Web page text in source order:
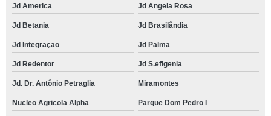
Jd America Jd Angela Rosa
Jd Betania Jd Brasilândia
Jd Integraçao Jd Palma
Jd Redentor Jd S.efigenia
Jd. Dr. Antônio Petraglia Miramontes
Nucleo Agricola Alpha Parque Dom Pedro I